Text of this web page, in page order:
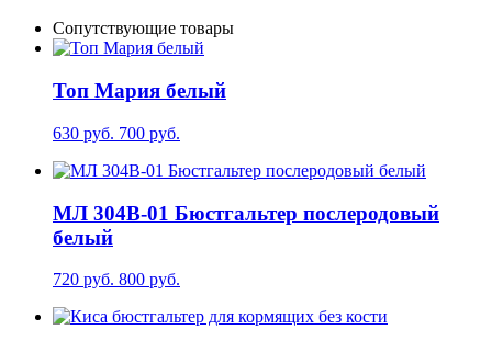
Сопутствующие товары
Топ Мария белый
630 руб. 700 руб.
МЛ 304В-01 Бюстгальтер послеродовый
белый
720 руб. 800 руб.